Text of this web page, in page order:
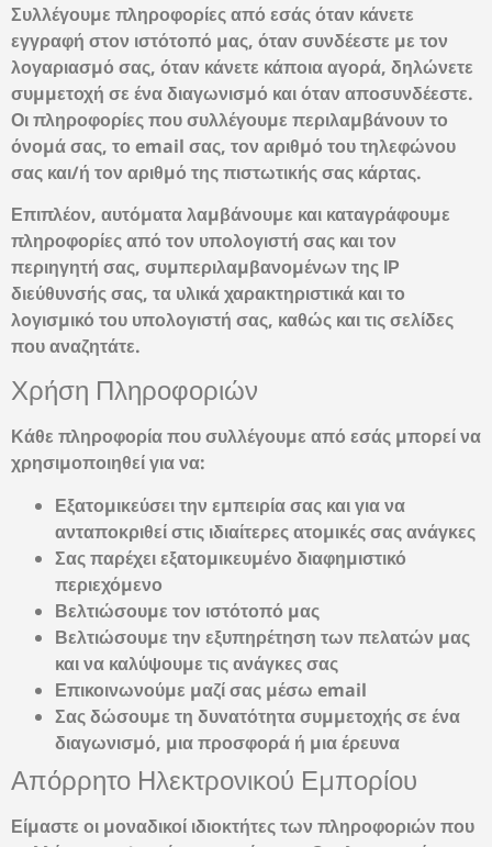
Συλλέγουμε πληροφορίες από εσάς όταν κάνετε
εγγραφή στον ιστότοπό μας, όταν συνδέεστε με τον
λογαριασμό σας, όταν κάνετε κάποια αγορά, δηλώνετε
συμμετοχή σε ένα διαγωνισμό και όταν αποσυνδέεστε.
Οι πληροφορίες που συλλέγουμε περιλαμβάνουν το
όνομά σας, το email σας, τον αριθμό του τηλεφώνου
σας και/ή τον αριθμό της πιστωτικής σας κάρτας.
Επιπλέον, αυτόματα λαμβάνουμε και καταγράφουμε
πληροφορίες από τον υπολογιστή σας και τον
περιηγητή σας, συμπεριλαμβανομένων της ΙΡ
διεύθυνσής σας, τα υλικά χαρακτηριστικά και το
λογισμικό του υπολογιστή σας, καθώς και τις σελίδες
που αναζητάτε.
Χρήση Πληροφοριών
Κάθε πληροφορία που συλλέγουμε από εσάς μπορεί να
χρησιμοποιηθεί για να:
Εξατομικεύσει την εμπειρία σας και για να
ανταποκριθεί στις ιδιαίτερες ατομικές σας ανάγκες
Σας παρέχει εξατομικευμένο διαφημιστικό
περιεχόμενο
Βελτιώσουμε τον ιστότοπό μας
Βελτιώσουμε την εξυπηρέτηση των πελατών μας
και να καλύψουμε τις ανάγκες σας
Επικοινωνούμε μαζί σας μέσω email
Σας δώσουμε τη δυνατότητα συμμετοχής σε ένα
διαγωνισμό, μια προσφορά ή μια έρευνα
Απόρρητο Ηλεκτρονικού Εμπορίου
Είμαστε οι μοναδικοί ιδιοκτήτες των πληροφοριών που